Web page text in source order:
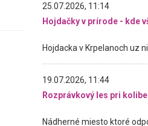
25.07.2026, 11:14
Hojdačky v prírode - kde
19.07.2026, 11:44
Rozprávkový les pri